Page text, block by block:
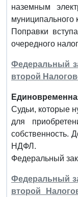
наземным
муниципального
Поправки
очередного
Федеральный
второй
Судьи, которые
для
собственность.
НДФЛ.
Федеральный
Федеральный
второй